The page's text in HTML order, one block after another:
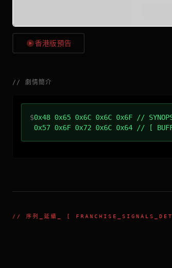
香港版預告
// 劇情簡介
$0x48 0x65 0x6C 0x6C 0x6F //
0x57 0x6F 0x72 0x6C 0x64 // [
// 序列_延續 _ [